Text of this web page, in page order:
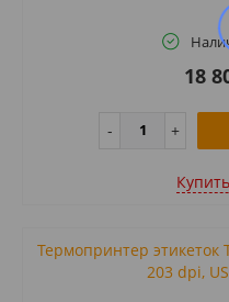
18
Термопринтер этикеток
203 dpi,